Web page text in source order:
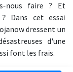
nous faire ? Et
Dans cet essai
dressent un
d'une
font les frais.